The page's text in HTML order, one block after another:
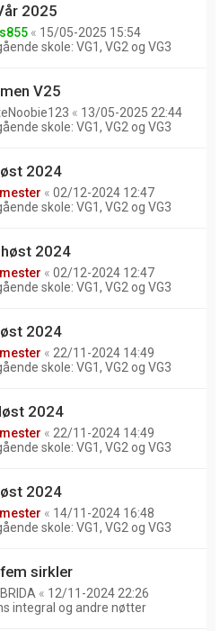
2025
« 15/05-2025 15:54
skole: VG1, VG2 og VG3
V25
« 13/05-2025 22:44
skole: VG1, VG2 og VG3
2024
« 02/12-2024 12:47
skole: VG1, VG2 og VG3
2024
« 02/12-2024 12:47
skole: VG1, VG2 og VG3
2024
« 22/11-2024 14:49
skole: VG1, VG2 og VG3
2024
« 22/11-2024 14:49
skole: VG1, VG2 og VG3
2024
« 14/11-2024 16:48
skole: VG1, VG2 og VG3
sirkler
« 12/11-2024 22:26
integral og andre nøtter